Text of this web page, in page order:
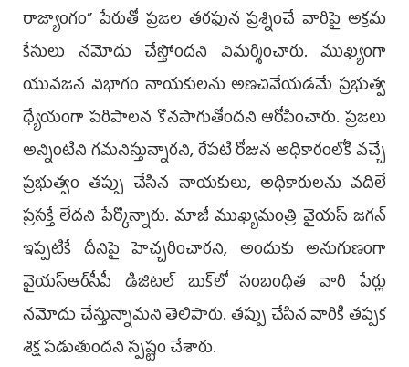
రాజ్యాంగం” పేరుతో ప్రజల తరఫున ప్రశ్నించే వారిపై అక్రమ
కేసులు నమోదు చేస్తోందని విమర్శించారు. ముఖ్యంగా
యువజన విభాగం నాయకులను అణచివేయడమే ప్రభుత్వ
ధ్యేయంగా పరిపాలన కొనసాగుతోందని ఆరోపించారు. ప్రజలు
అన్నింటిని గమనిస్తున్నారని, రేపటి రోజున అధికారంలోకి వచ్చే
ప్రభుత్వం తప్పు చేసిన నాయకులు, అధికారులను వదిలే
ప్రసక్తే లేదని పేర్కొన్నారు. మాజీ ముఖ్యమంత్రి వైయ‌స్ జ‌గ‌న్
ఇప్పటికే దీనిపై హెచ్చరించారని, అందుకు అనుగుణంగా
వైయ‌స్ఆర్‌సీపీ డిజిటల్ బుక్‌లో సంబంధిత వారి పేర్లు
నమోదు చేస్తున్నామని తెలిపారు. తప్పు చేసిన వారికి తప్పక
శిక్ష పడుతుందని స్పష్టం చేశారు.